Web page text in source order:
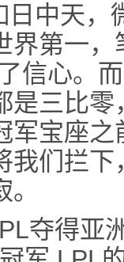
中天，
界第一
信心。
是三比
军宝座
我们拦